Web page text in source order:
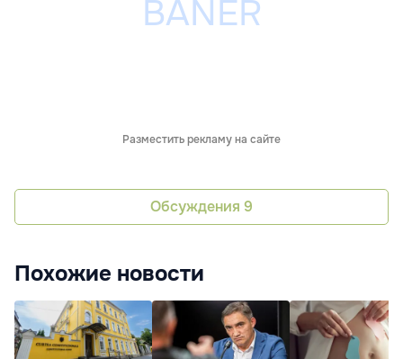
Разместить рекламу на сайте
Обсуждения 9
Похожие новости